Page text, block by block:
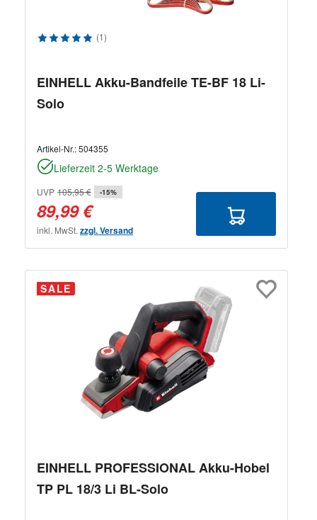
Durchschnittliche Bewertung von 5 von 5 Sternen
(1)
EINHELL Akku-Bandfeile TE-BF 18 Li-
Solo
Artikel-Nr.:504355
Lieferzeit 2-5 Werktage
UVP 105,95 € -15%
89,99 €
inkl. MwSt. zzgl. Versand
SALE
EINHELL PROFESSIONAL Akku-Hobel
TP PL 18/3 Li BL-Solo